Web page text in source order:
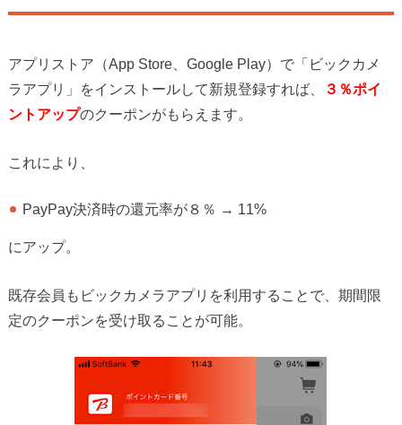
アプリストア（App Store、Google Play）で「ビックカメ
ラアプリ」をインストールして新規登録すれば、
３％ポイ
ントアップのクーポンがもらえます。
これにより、
PayPay決済時の還元率が８％ → 11%
にアップ。
既存会員もビックカメラアプリを利用することで、期間限
定のクーポンを受け取ることが可能。